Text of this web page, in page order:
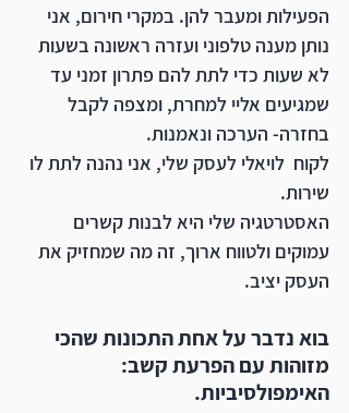
הפעילות ומעבר להן. במקרי חירום, אני
נותן מענה טלפוני ועזרה ראשונה בשעות
לא שעות כדי לתת להם פתרון זמני עד
שמגיעים אליי למחרת, ומצפה לקבל
בחזרה- הערכה ונאמנות.
לקוח  לויאלי לעסק שלי, אני נהנה לתת לו
שירות.
האסטרטגיה שלי היא לבנות קשרים
עמוקים ולטווח ארוך, זה מה שמחזיק את
העסק יציב.
בוא נדבר על אחת התכונות שהכי
מזוהות עם הפרעת קשב:
האימפולסיביות.